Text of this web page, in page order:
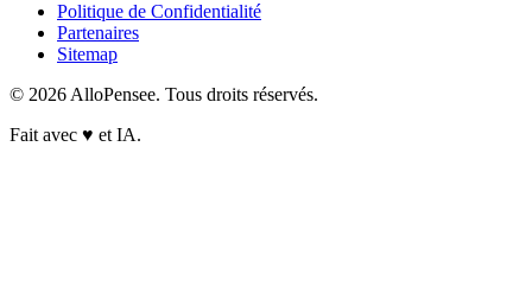
Politique de Confidentialité
Partenaires
Sitemap
© 2026 AlloPensee. Tous droits réservés.
Fait avec ♥ et IA.